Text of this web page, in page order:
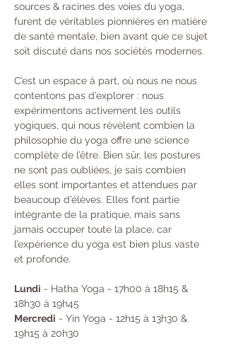
sources & racines des voies du yoga,
furent de véritables pionnières en matière
de santé mentale, bien avant que ce sujet
soit discuté dans nos sociétés modernes.
C’est un espace à part, où nous ne nous
contentons pas d’explorer : nous
expérimentons activement les outils
yogiques, qui nous révèlent combien la
philosophie du yoga offre une science
complète de l’être. Bien sûr, les postures
ne sont pas oubliées, je sais combien
elles sont importantes et attendues par
beaucoup d’élèves. Elles font partie
intégrante de la pratique, mais sans
jamais occuper toute la place, car
l’expérience du yoga est bien plus vaste
et profonde.
Lundi - Hatha Yoga - 17h00 à 18h15 &
18h30 à 19h45
Mercredi - Yin Yoga - 12h15 à 13h30 &
19h15 à 20h30